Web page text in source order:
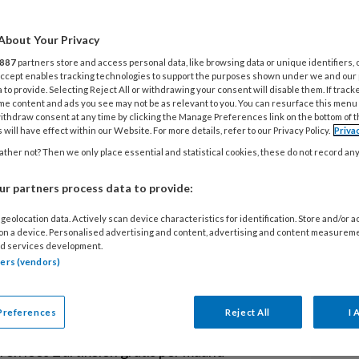
2012-2014 algemeen
met terugwerkende kracht vanaf 1
en gastouderbureaus die zijn
Kinderopvang. Voor niet-
verbinden verklaring (8
Marjolijn Kruijs-Olthof zet
uit de cao op een rij.
lezen?
lees 2 artikelen gratis per maand
Your Privacy
887 partners store and access personal data, like browsing data or unique identifiers,
enables tracking technologies to support the purposes shown under we and
to provide. Selecting Reject All or withdrawing your consent will disable them. If
content and ads you see may not be as relevant to you. You can resurface this
consent at any time by clicking the Manage Preferences link on the bottom of
will have effect within our Website. For more details, refer to our Privacy Policy.
not? Then we only place essential and statistical cookies, these do not record
partners process data to provide:
data. Actively scan device characteristics for identification. Store and/or
a device. Personalised advertising and content, advertising and content
services development.
(vendors)
Reject All I